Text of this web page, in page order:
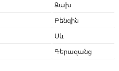
Ձախ
Բենզին
Սև
Գերազանց